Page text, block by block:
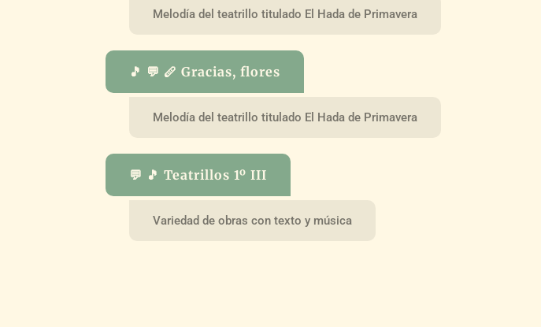
Melodía del teatrillo titulado El Hada de Primavera
🎵 💬 🪈 Gracias, flores
Melodía del teatrillo titulado El Hada de Primavera
💬 🎵 Teatrillos 1º III
Variedad de obras con texto y música